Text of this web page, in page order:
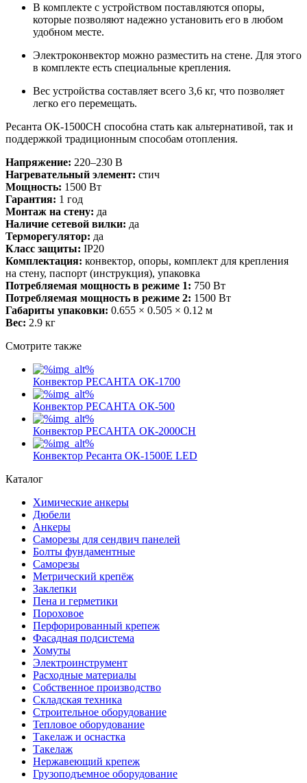
В комплекте с устройством поставляются опоры,
которые позволяют надежно установить его в любом
удобном месте.
Электроконвектор можно разместить на стене. Для этого
в комплекте есть специальные крепления.
Вес устройства составляет всего 3,6 кг, что позволяет
легко его перемещать.
Ресанта ОК-1500СН способна стать как альтернативой, так и
поддержкой традиционным способам отопления.
Напряжение: 220–230 В
Нагревательный элемент: стич
Мощность: 1500 Вт
Гарантия: 1 год
Монтаж на стену: да
Наличие сетевой вилки: да
Терморегулятор: да
Класс защиты: IP20
Комплектация: конвектор, опоры, комплект для крепления
на стену, паспорт (инструкция), упаковка
Потребляемая мощность в режиме 1: 750 Вт
Потребляемая мощность в режиме 2: 1500 Вт
Габариты упаковки: 0.655 × 0.505 × 0.12 м
Вес: 2.9 кг
Смотрите также
Конвектор РЕСАНТА ОК-1700
Конвектор РЕСАНТА ОК-500
Конвектор РЕСАНТА ОК-2000СН
Конвектор Ресанта ОК-1500Е LED
Каталог
Химические анкеры
Дюбели
Анкеры
Саморезы для сендвич панелей
Болты фундаментные
Саморезы
Метрический крепёж
Заклепки
Пена и герметики
Пороховое
Перфорированный крепеж
Фасадная подсистема
Хомуты
Электроинструмент
Расходные материалы
Собственное производство
Складская техника
Строительное оборудование
Тепловое оборудование
Такелаж и оснастка
Такелаж
Нержавеющий крепеж
Грузоподъемное оборудование